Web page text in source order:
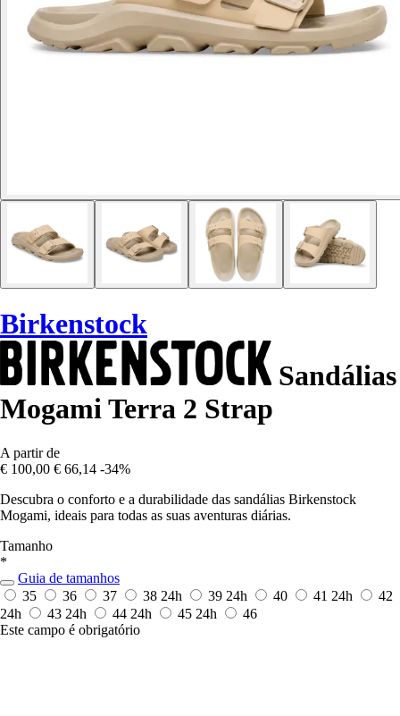
Birkenstock
Sandálias
Mogami Terra 2 Strap
A partir de
€ 100,00 € 66,14 -34%
Descubra o conforto e a durabilidade das sandálias Birkenstock
Mogami, ideais para todas as suas aventuras diárias.
Tamanho
*
Guia de tamanhos
35
36 37 38 24h 39 24h 40 41 24h
42
24h
43 24h 44 24h 45 24h
46
Este campo é obrigatório